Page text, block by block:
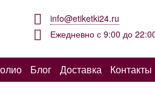
info@etiketki24.ru
Ежедневно с 9:00 до
Блог Доставка Контакты